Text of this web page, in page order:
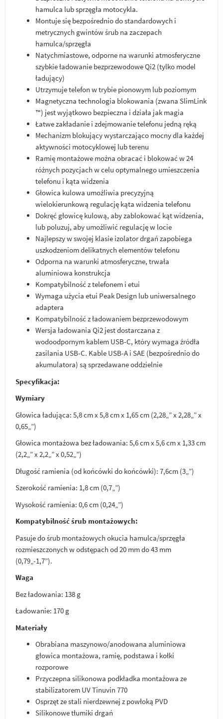
hamulca lub sprzęgła motocykla.
Montuje się bezpośrednio do standardowych i
metrycznych gwintów śrub na zaczepach
hamulca/sprzęgła
Natychmiastowe, odporne na warunki atmosferyczne
szybkie ładowanie bezprzewodowe Qi2 (tylko model
ładujący)
Utrzymuje telefon w trybie pionowym lub poziomym
Magnetyczna technologia blokowania (zwana SlimLink
™) jest wyjątkowo bezpieczna i działa jak magia
Łatwe zakładanie i zdejmowanie telefonu jedną ręką
Mechanizm blokujący wystarczająco mocny dla każdej
aktywności motocyklowej lub terenu
Ramię montażowe można obracać i blokować w 24
różnych pozycjach w celu optymalnego umieszczenia
telefonu i kąta widzenia
Głowica kulowa umożliwia precyzyjną
wielokierunkową regulację kąta widzenia telefonu
Dokręć głowicę kulową, aby zablokować kąt widzenia,
lub poluzuj, aby umożliwić regulację w locie
Najlepszy w swojej klasie izolator drgań zapobiega
uszkodzeniom delikatnych elementów telefonu
Odporna na warunki atmosferyczne, trwała
aluminiowa konstrukcja
Kompatybilność z telefonem i etui
Wymaga użycia etui Peak Design lub uniwersalnego
adaptera
Kompatybilność z ładowaniem bezprzewodowym
Wersja ładowania Qi2 jest dostarczana z
wodoodpornym kablem USB-C, który wymaga źródła
zasilania USB-C. Kable USB-A i SAE (bezpośrednio do
akumulatora) są sprzedawane oddzielnie
Specyfikacja:
Wymiary
Głowica ładująca: 5,8 cm x 5,8 cm x 1,65 cm (2,28„” x 2,28„” x
0,65„”)
Głowica montażowa bez ładowania: 5,6 cm x 5,6 cm x 1,33 cm
(2,2„” x 2,2„” x 0,52„”)
Długość ramienia (od końcówki do końcówki): 7,6cm (3„”)
Szerokość ramienia: 1,8 cm (0,7„”)
Wysokość ramienia: 0,6 cm (0,24„”)
Kompatybilność śrub montażowych:
Pasuje do śrub montażowych okucia hamulca/sprzęgła
rozmieszczonych w odstępach od 20 mm do 43 mm
(0,79„-1,7”).
Waga
Bez ładowania: 138 g
Ładowanie: 170 g
Materiały
Obrabiana maszynowo/anodowana aluminiowa
głowica montażowa, ramię, podstawa i kołki
rozporowe
Przyczepna silikonowa podkładka montażowa ze
stabilizatorem UV Tinuvin 770
Osprzęt ze stali nierdzewnej z powłoką PVD
Silikonowe tłumiki drgań